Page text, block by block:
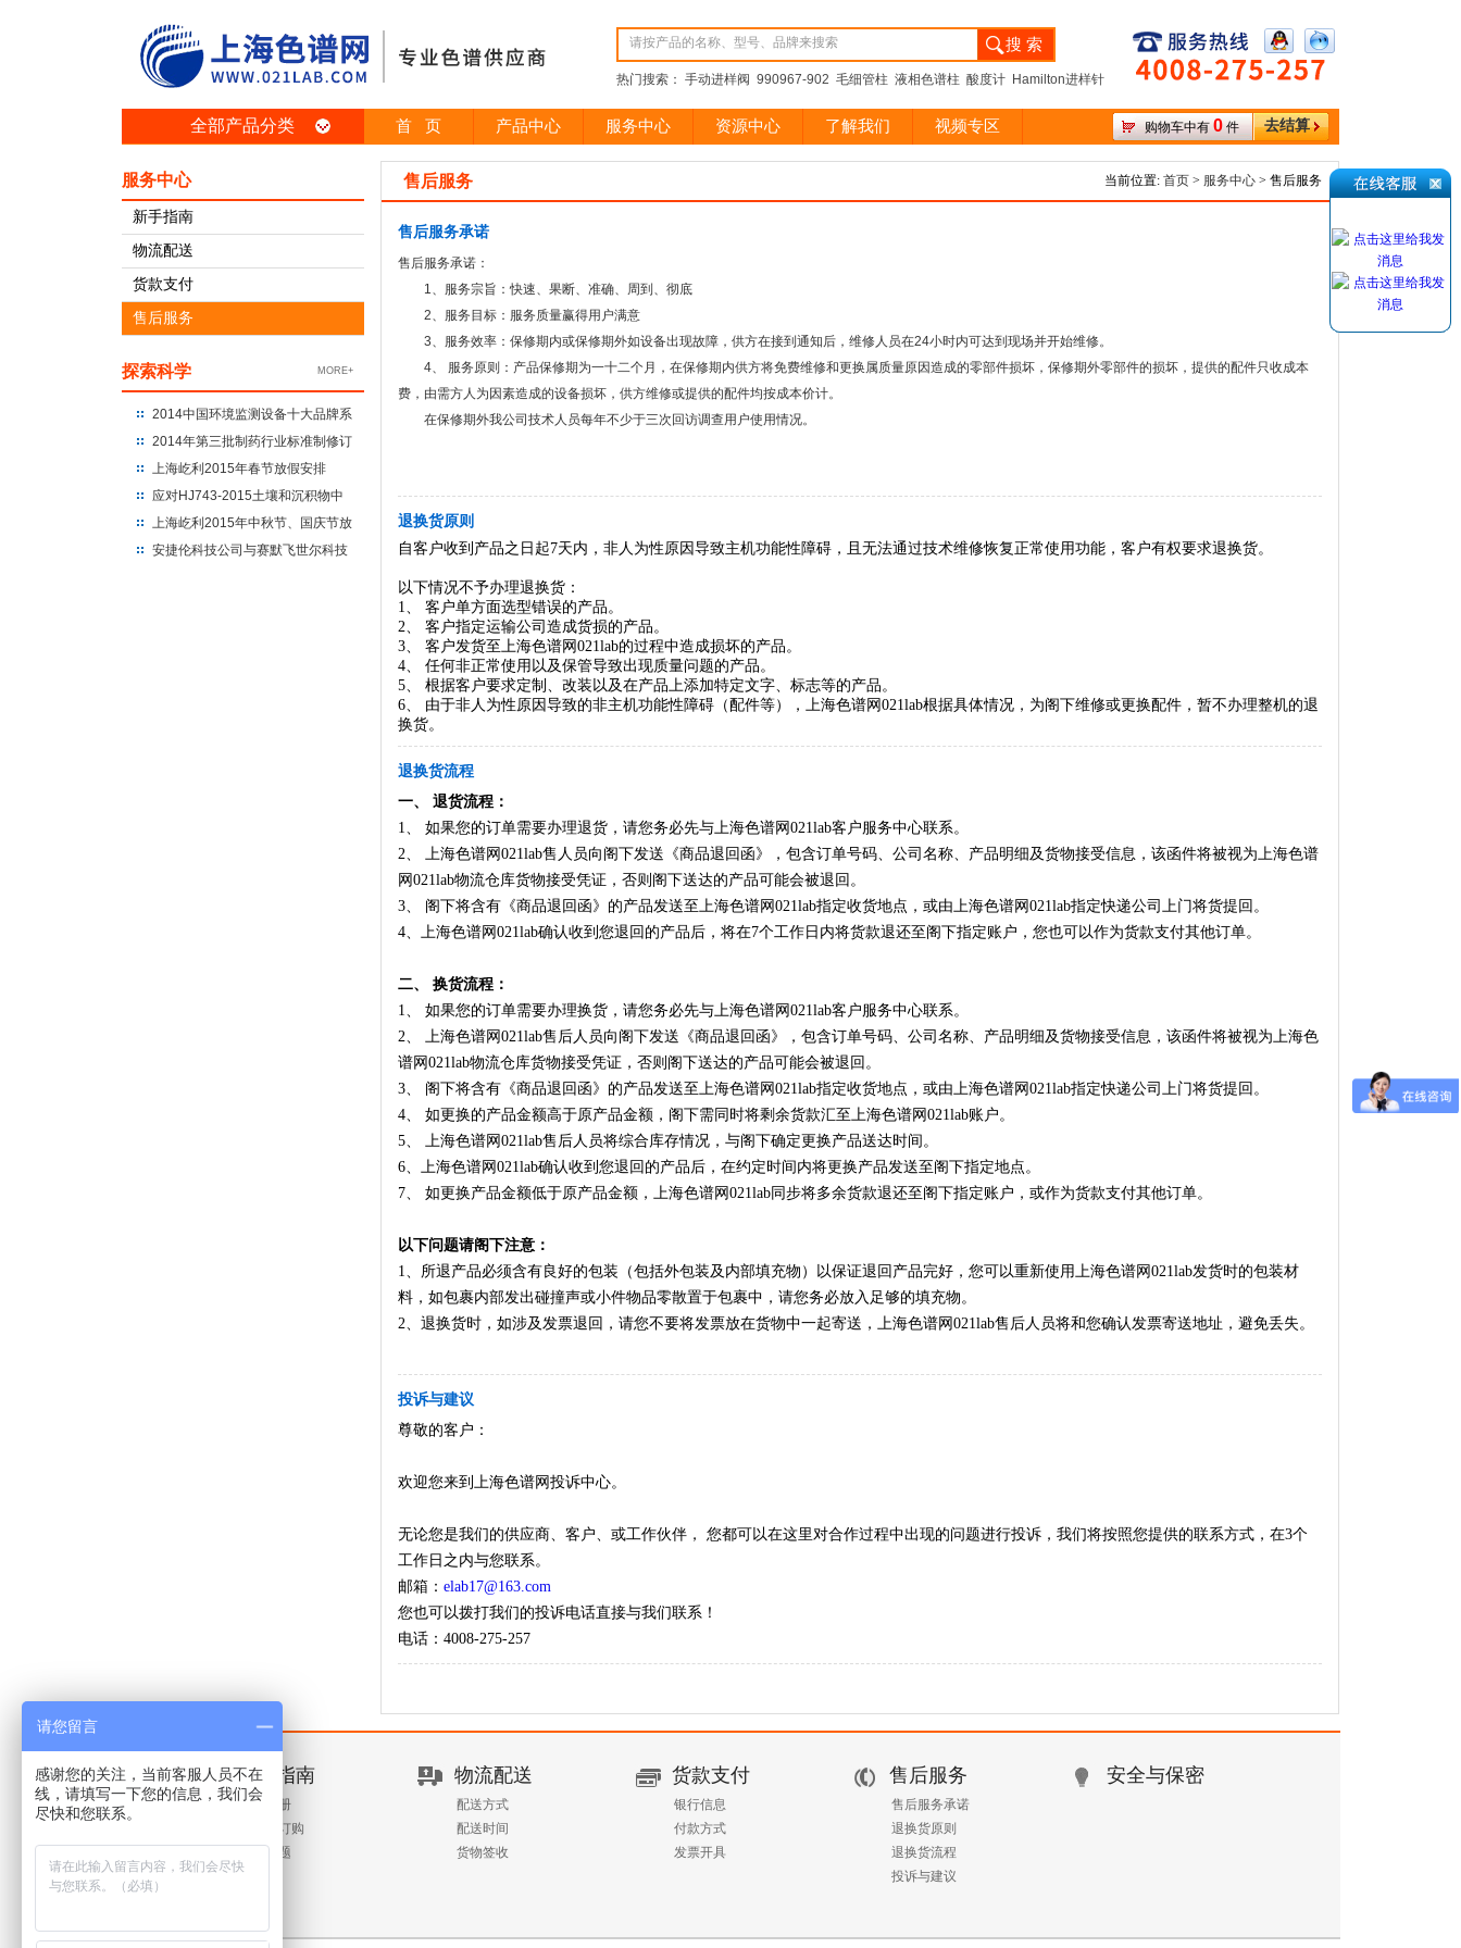
热门搜索： 手动进样阀 990967-902 毛细管柱 液相色谱柱 酸度计 Hamilton进样针
首 页 产品中心 服务中心 资源中心 了解我们 视频专区
全部产品分类 购物车中有 0 件 去结算
服务中心
新手指南
物流配送
货款支付
售后服务
探索科学 MORE+
2014中国环境监测设备十大品牌系
列榜单揭晓
2014年第三批制药行业标准制修订
计划印发
上海屹利2015年春节放假安排
应对HJ743-2015土壤和沉积物中
多氯联苯检测解决方案
上海屹利2015年中秋节、国庆节放
假通知
安捷伦科技公司与赛默飞世尔科技
售后服务 当前位置: 首页> 服务中心> 售后服务
售后服务承诺
售后服务承诺：
1、服务宗旨：快速、果断、准确、周到、彻底
2、服务目标：服务质量赢得用户满意
3、服务效率：保修期内或保修期外如设备出现故障，供方在接到通知后，维修人员在24小时内可达到现场并开始维修。
4、 服务原则：产品保修期为一十二个月，在保修期内供方将免费维修和更换属质量原因造成的零部件损坏，保修期外零部件的损坏，提供的配件只收成本
费，由需方人为因素造成的设备损坏，供方维修或提供的配件均按成本价计。
在保修期外我公司技术人员每年不少于三次回访调查用户使用情况。
退换货原则
自客户收到产品之日起7天内，非人为性原因导致主机功能性障碍，且无法通过技术维修恢复正常使用功能，客户有权要求退换货。
以下情况不予办理退换货：
1、 客户单方面选型错误的产品。
2、 客户指定运输公司造成货损的产品。
3、 客户发货至上海色谱网021lab的过程中造成损坏的产品。
4、 任何非正常使用以及保管导致出现质量问题的产品。
5、 根据客户要求定制、改装以及在产品上添加特定文字、标志等的产品。
6、 由于非人为性原因导致的非主机功能性障碍（配件等），上海色谱网021lab根据具体情况，为阁下维修或更换配件，暂不办理整机的退
换货。
退换货流程
一、 退货流程：
1、 如果您的订单需要办理退货，请您务必先与上海色谱网021lab客户服务中心联系。
2、 上海色谱网021lab售人员向阁下发送《商品退回函》，包含订单号码、公司名称、产品明细及货物接受信息，该函件将被视为上海色谱
网021lab物流仓库货物接受凭证，否则阁下送达的产品可能会被退回。
3、 阁下将含有《商品退回函》的产品发送至上海色谱网021lab指定收货地点，或由上海色谱网021lab指定快递公司上门将货提回。
4、 上海色谱网021lab确认收到您退回的产品后，将在7个工作日内将货款退还至阁下指定账户，您也可以作为货款支付其他订单。
二、 换货流程：
1、 如果您的订单需要办理换货，请您务必先与上海色谱网021lab客户服务中心联系。
2、 上海色谱网021lab售后人员向阁下发送《商品退回函》，包含订单号码、公司名称、产品明细及货物接受信息，该函件将被视为上海色
谱网021lab物流仓库货物接受凭证，否则阁下送达的产品可能会被退回。
3、 阁下将含有《商品退回函》的产品发送至上海色谱网021lab指定收货地点，或由上海色谱网021lab指定快递公司上门将货提回。
4、 如更换的产品金额高于原产品金额，阁下需同时将剩余货款汇至上海色谱网021lab账户。
5、 上海色谱网021lab售后人员将综合库存情况，与阁下确定更换产品送达时间。
6、 上海色谱网021lab确认收到您退回的产品后，在约定时间内将更换产品发送至阁下指定地点。
7、 如更换产品金额低于原产品金额， 上海色谱网021lab同步将多余货款退还至阁下指定账户，或作为货款支付其他订单。
以下问题请阁下注意：
1、所退产品必须含有良好的包装（包括外包装及内部填充物）以保证退回产品完好，您可以重新使用上海色谱网021lab发货时的包装材
料，如包裹内部发出碰撞声或小件物品零散置于包裹中，请您务必放入足够的填充物。
2、退换货时，如涉及发票退回，请您不要将发票放在货物中一起寄送， 上海色谱网021lab售后人员将和您确认发票寄送地址，避免丢失。
投诉与建议
尊敬的客户：
欢迎您来到 上海色谱网 投诉中心。
无论您是我们的供应商、客户、或工作伙伴， 您都可以在这里对合作过程中出现的问题进行投诉，我们将按照您提供的联系方式，在3个
工作日之内与您联系。
邮箱： elab17@163.com
您也可以拨打我们的投诉电话直接与我们联系！
电话： 4008-275-257
新手指南
客户注册
查询与订购
常见问题
物流配送
配送方式
配送时间
货物签收
货款支付
银行信息
付款方式
发票开具
售后服务
售后服务承诺
退换货原则
退换货流程
投诉与建议
安全与保密
请您留言
感谢您的关注，当前客服人员不在
线，请填写一下您的信息，我们会
尽快和您联系。